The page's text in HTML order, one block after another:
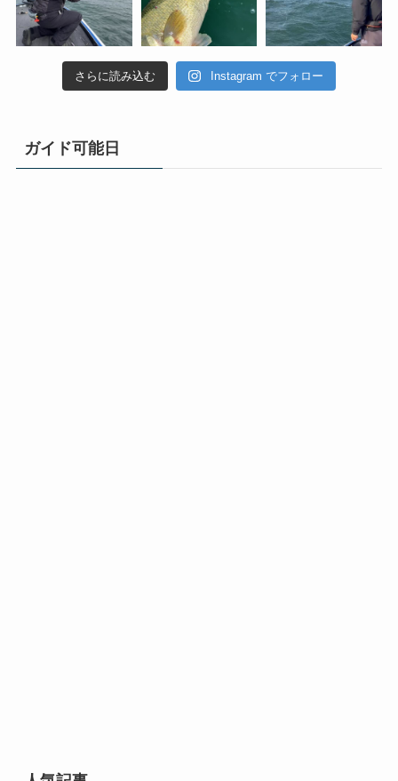
さらに読み込む Instagram でフォロー
ガイド可能日